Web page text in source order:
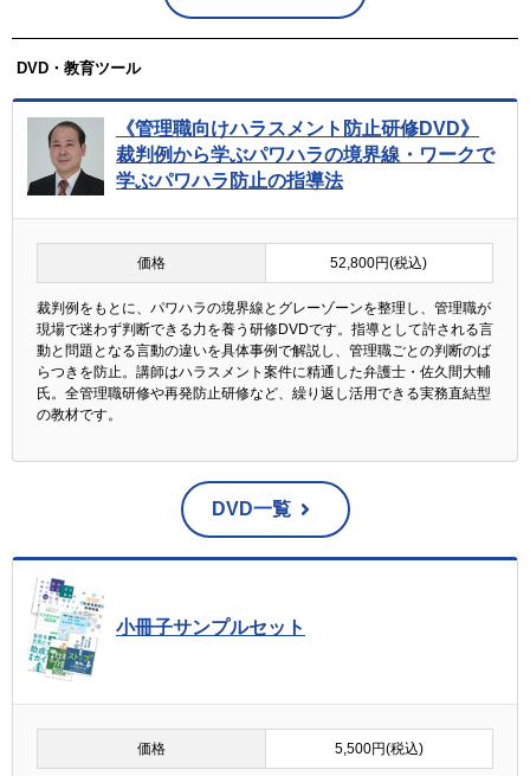
DVD・教育ツール
《管理職向けハラスメント防止研修DVD》
裁判例から学ぶパワハラの境界線・ワークで
学ぶパワハラ防止の指導法
価格 52,800円(税込)
裁判例をもとに、パワハラの境界線とグレーゾーンを整理し、管理職が
現場で迷わず判断できる力を養う研修DVDです。指導として許される言
動と問題となる言動の違いを具体事例で解説し、管理職ごとの判断のば
らつきを防止。講師はハラスメント案件に精通した弁護士・佐久間大輔
氏。全管理職研修や再発防止研修など、繰り返し活用できる実務直結型
の教材です。
DVD一覧
小冊子サンプルセット
価格 5,500円(税込)